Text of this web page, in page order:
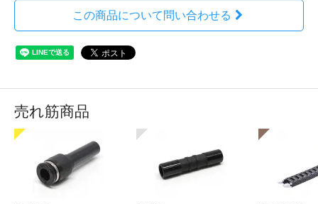
この商品について問い合わせる
売れ筋商品